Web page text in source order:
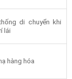
di chuyển khi
lái
hàng hóa